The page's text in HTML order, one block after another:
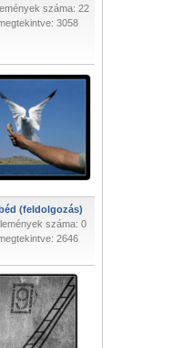
száma: 22
3058
(feldolgozás)
száma: 0
2646